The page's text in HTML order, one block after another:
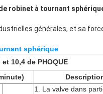
robinet à tournant
générales, et sa
sphérique
et 10,4 de PHOQUE
1. La valve dans